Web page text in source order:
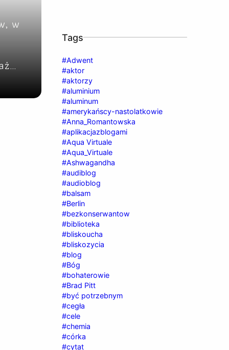
w
Tags
#Adwent
#aktor
#aktorzy
#aluminium
#aluminum
#amerykańscy-nastolatkowie
#Anna_Romantowska
#aplikacjazblogami
#Aqua Virtuale
#Aqua_Virtuale
#Ashwagandha
#audiblog
#audioblog
#balsam
#Berlin
#bezkonserwantow
#biblioteka
#bliskoucha
#bliskozycia
#blog
#Bóg
#bohaterowie
#Brad Pitt
#być potrzebnym
#cegła
#cele
#chemia
#córka
#cytat